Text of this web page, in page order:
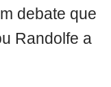
debate que
Randolfe a